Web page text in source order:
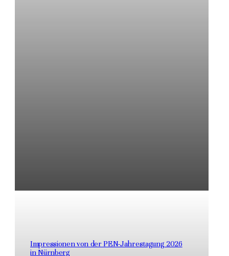
Impressionen von der PEN-Jahrestagung 2026
in Nürnberg